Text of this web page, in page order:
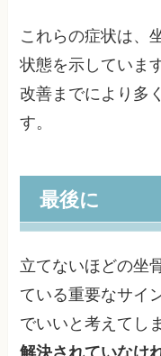
これらの症状は、
状態を示していま
改善までにより多
す。
最後に
立てないほどの坐
ている重要なサイ
でいいと考えてし
解決されていなけ